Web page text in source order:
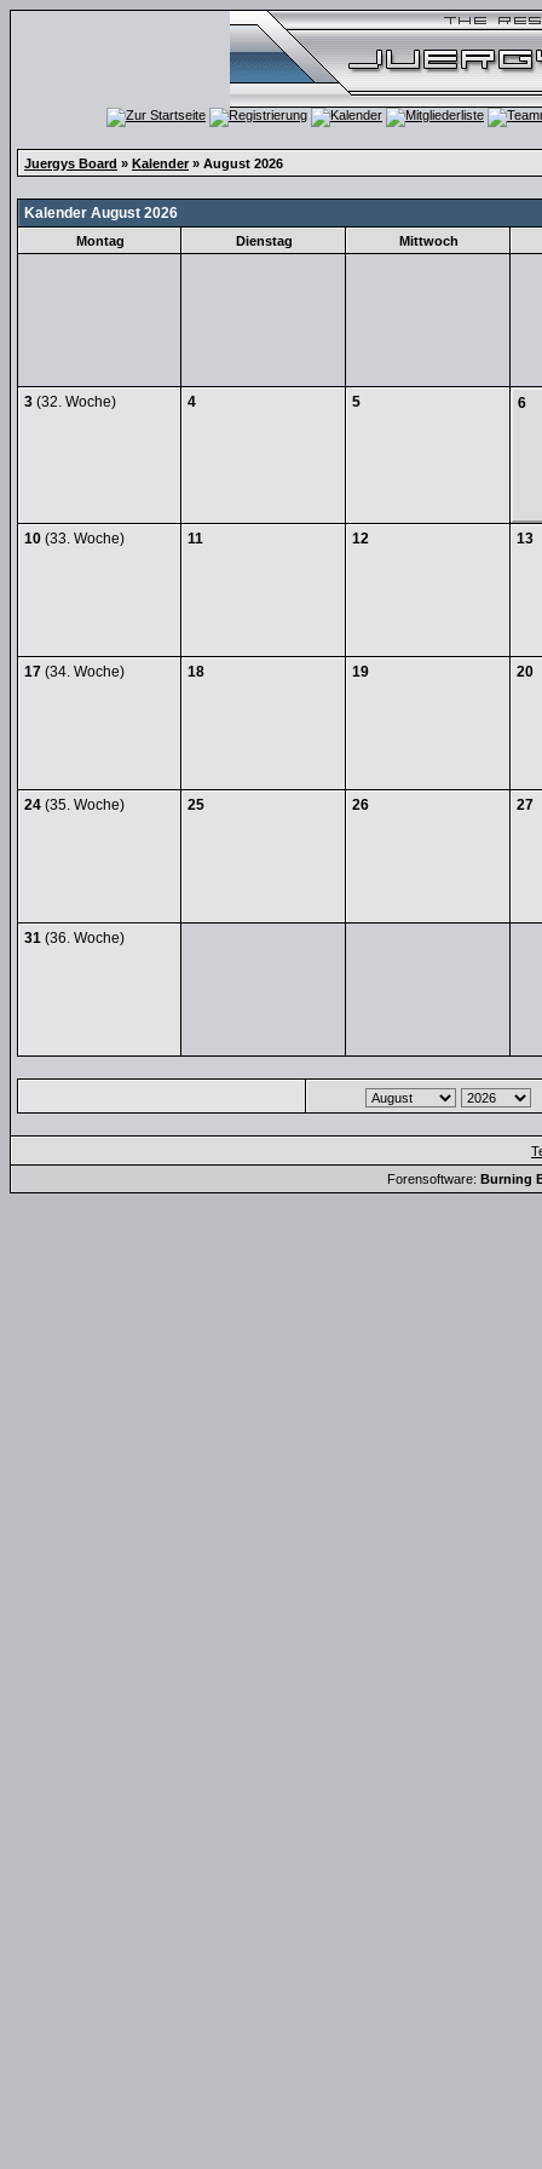
Juergys Board » Kalender» August 2026
Kalender August 2026
Montag Dienstag Mittwoch
3 (32. Woche) 4 5 6
10 (33. Woche) 11 12 13
17 (34. Woche) 18 19 20
24 (35. Woche) 25 26 27
31 (36. Woche)
Forensoftware: Burning